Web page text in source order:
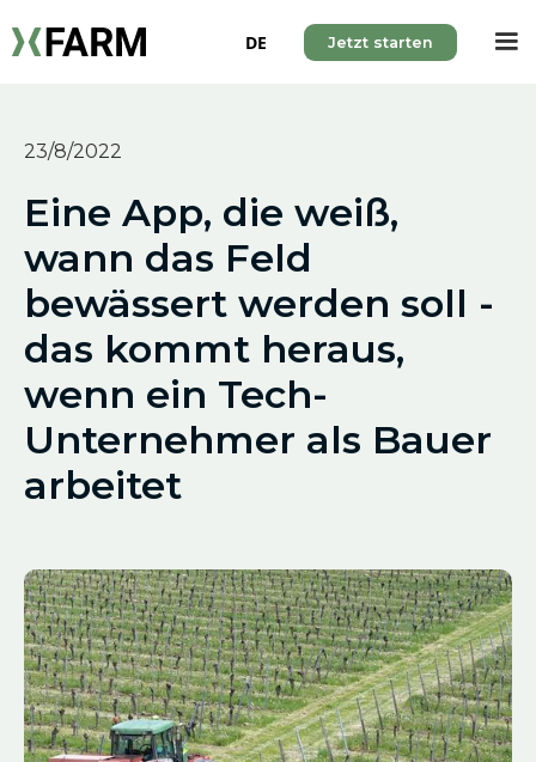
DE Jetzt starten
23/8/2022
Eine App, die weiß,
wann das Feld
bewässert werden soll -
das kommt heraus,
wenn ein Tech-
Unternehmer als Bauer
arbeitet